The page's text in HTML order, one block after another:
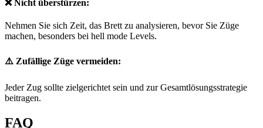
❌ Nicht überstürzen:
Nehmen Sie sich Zeit, das Brett zu analysieren, bevor Sie Züge
machen, besonders bei hell mode Levels.
⚠️ Zufällige Züge vermeiden:
Jeder Zug sollte zielgerichtet sein und zur Gesamtlösungsstrategie
beitragen.
FAQ